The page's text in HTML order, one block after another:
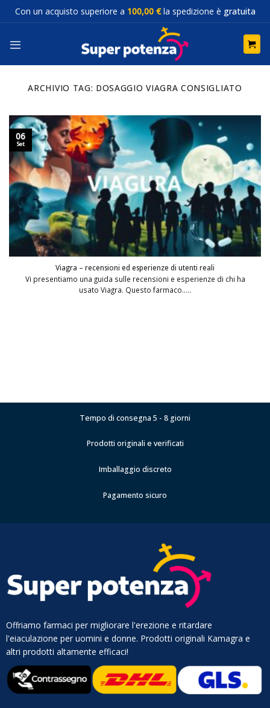
SaltaCon un acquisto superiore a 100,00 €la spedizione è gratuita
ARCHIVIO TAG: DOSAGGIO VIAGRA CONSIGLIATO
Viagra – recensioni ed esperienze di utenti reali
Vi presentiamo una guida sulle recensioni e esperienze di chi ha
usato Viagra. Questo farmaco.....
06
Set
Tempo di consegna 5 - 8 giorni
Prodotti originali e verificati
Imballaggio discreto
Pagamento sicuro
Offriamo farmaci per migliorare l'erezione e ritardare
l'eiaculazione per uomini e donne. Prodotti originali Kamagra e
altri prodotti altamente efficaci!